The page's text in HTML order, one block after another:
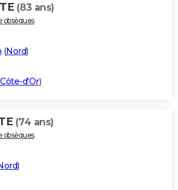
(83 ans)
obsèques
(Nord)
Côte-d'Or)
(74 ans)
obsèques
)